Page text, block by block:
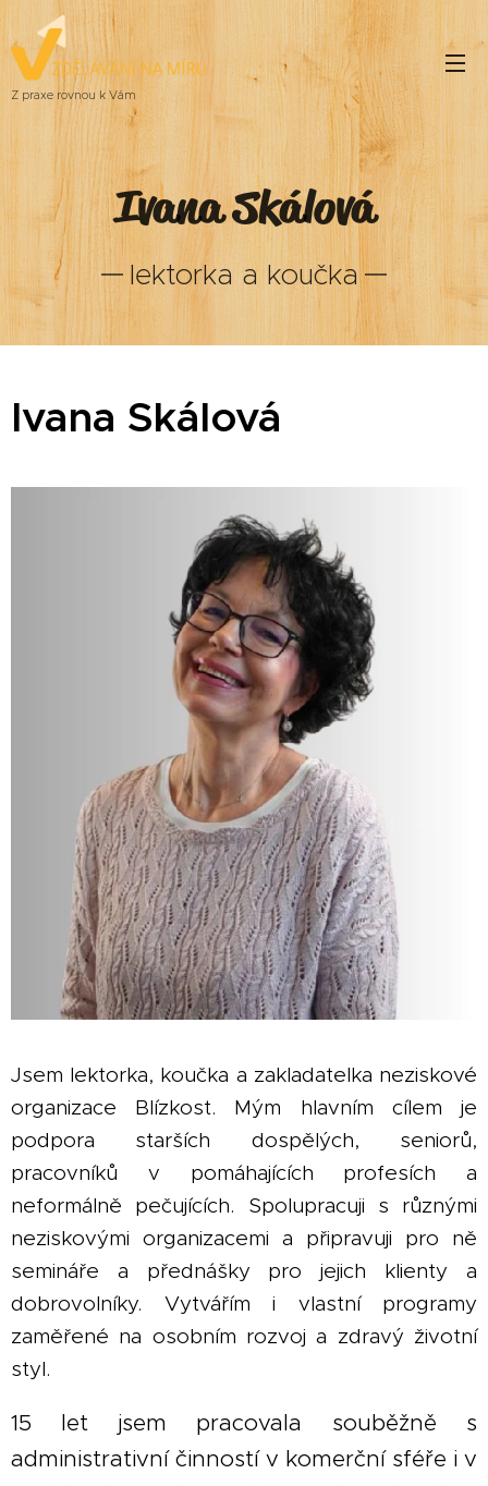
Z praxe rovnou k Vám
Ivana Skálová
lektorka a koučka
Ivana Skálová
Jsem lektorka, koučka a zakladatelka neziskové
organizace Blízkost. Mým hlavním cílem je
podpora starších dospělých, seniorů,
pracovníků v pomáhajících profesích a
neformálně pečujících. Spolupracuji s různými
neziskovými organizacemi a připravuji pro ně
semináře a přednášky pro jejich klienty a
dobrovolníky. Vytvářím i vlastní programy
zaměřené na osobním rozvoj a zdravý životní
styl.
15 let jsem pracovala souběžně s
administrativní činností v komerční sféře i v